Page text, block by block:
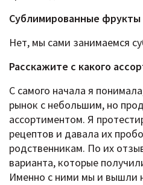
Сублимированные фрукты
Нет, мы сами занимаемся
Расскажите c какого
С самого начала я
рынок с небольшим, но
ассортиментом. Я
рецептов и давала их
родственникам. По их
варианта, которые
Именно с ними мы и вышли